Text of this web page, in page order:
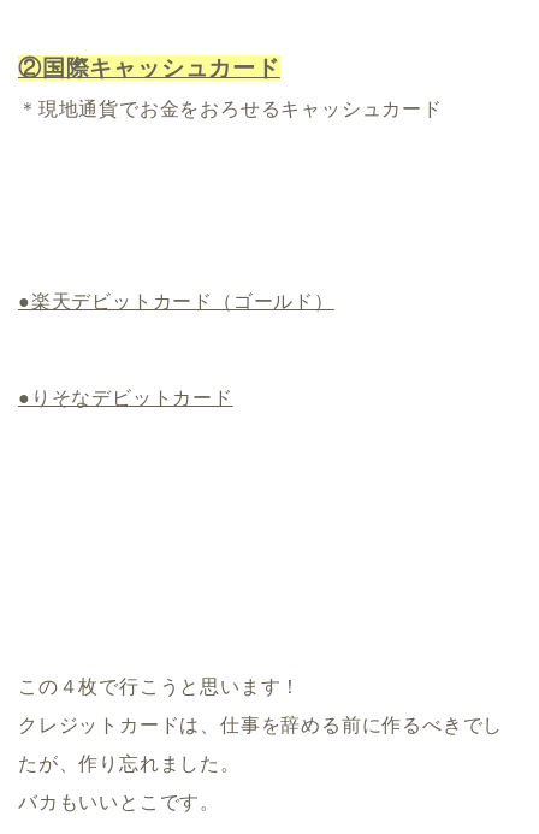
②国際キャッシュカード
＊現地通貨でお金をおろせるキャッシュカード
●楽天デビットカード（ゴールド）
●りそなデビットカード
この４枚で行こうと思います！
クレジットカードは、仕事を辞める前に作るべきでし
たが、作り忘れました。
バカもいいとこです。